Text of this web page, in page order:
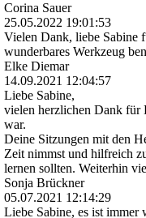
Corina Sauer
25.05.2022 19:01:53
Vielen Dank, liebe Sabine
wunderbares Werkzeug
Elke Diemar
14.09.2021 12:04:57
Liebe Sabine,
vielen herzlichen Dank für
war.
Deine Sitzungen mit den
Zeit nimmst und hilfreich
lernen sollten. Weiterhin
Sonja Brückner
05.07.2021 12:14:29
Liebe Sabine, es ist